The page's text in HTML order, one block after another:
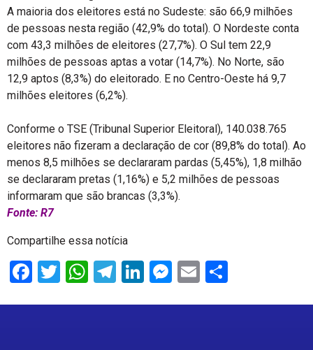
A maioria dos eleitores está no Sudeste: são 66,9 milhões
de pessoas nesta região (42,9% do total). O Nordeste conta
com 43,3 milhões de eleitores (27,7%). O Sul tem 22,9
milhões de pessoas aptas a votar (14,7%). No Norte, são
12,9 aptos (8,3%) do eleitorado. E no Centro-Oeste há 9,7
milhões eleitores (6,2%).
Conforme o TSE (Tribunal Superior Eleitoral), 140.038.765
eleitores não fizeram a declaração de cor (89,8% do total). Ao
menos 8,5 milhões se declararam pardas (5,45%), 1,8 milhão
se declararam pretas (1,16%) e 5,2 milhões de pessoas
informaram que são brancas (3,3%).
Fonte: R7
Compartilhe essa notícia
Facebook
Twitter
WhatsApp
Telegram
LinkedIn
Messenger
Email